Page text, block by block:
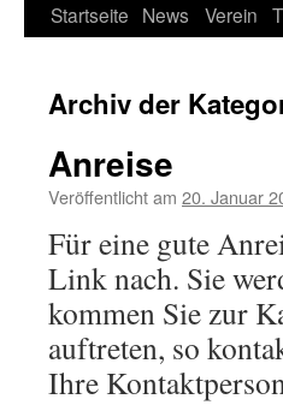
Startseite News Verein
Archiv der
Anreise
Veröffentlicht am 20. Januar
Für eine gute
Link nach. Sie
kommen Sie zur
auftreten, so
Ihre